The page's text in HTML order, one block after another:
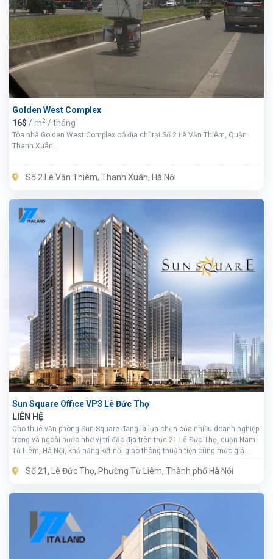
Golden West Complex
16$ / m2 / tháng
Tòa nhà Golden West Complex có địa chỉ tại Số 2 Lê Văn Thiêm, Quận
Thanh Xuân.
Số 2 Lê Văn Thiêm, Thanh Xuân, Hà Nội
Sun Square Office VP3 Lê Đức Thọ
LIÊN HỆ
Cho thuê văn phòng Sun Square đang là lựa chọn của nhiều doanh nghiệp
trong và ngoài nước nhờ vị trí đắc địa trên trục 21 Lê Đức Thọ, quận Nam
Từ Liêm, Hà Nội, khả năng kết nối giao thông thuận tiện cùng mức giá
mại đa dạng, phù hợp với nhiều mô hình doanh nghiệp từ startup, SME đến
Số 21, Lê Đức Thọ, Phường Từ Liêm, Thành phố Hà Nội